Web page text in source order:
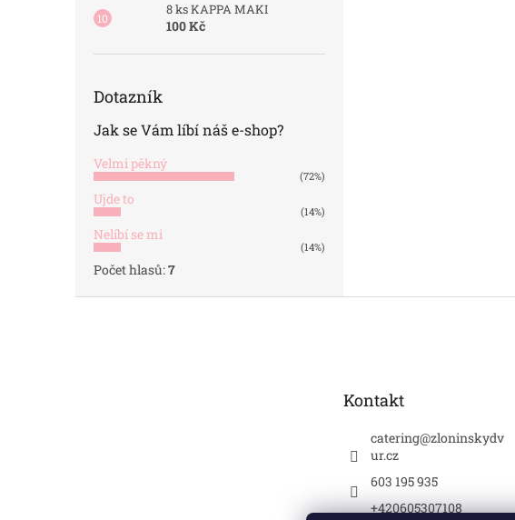
8 ks KAPPA MAKI
100 Kč
Dotazník
Jak se Vám líbí náš e-shop?
Velmi pěkný
(72%)
Ujde to
(14%)
Nelíbí se mi
(14%)
Počet hlasů:7
Kontakt
catering@zloninskydv
ur.cz
603 195 935
+420605307108